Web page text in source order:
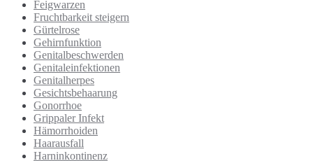
Feigwarzen
Fruchtbarkeit steigern
Gürtelrose
Gehirnfunktion
Genitalbeschwerden
Genitaleinfektionen
Genitalherpes
Gesichtsbehaarung
Gonorrhoe
Grippaler Infekt
Hämorrhoiden
Haarausfall
Harninkontinenz